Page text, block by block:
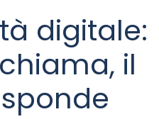
digitale:
il